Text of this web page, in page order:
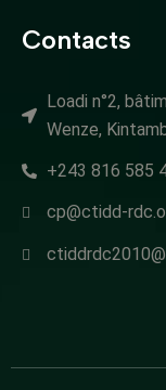
Contacts
Loadi n°2,
Wenze,
+243 816 585
cp@ctidd-